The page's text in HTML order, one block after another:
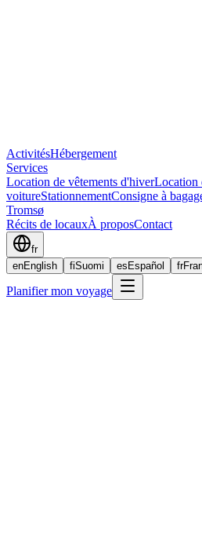
ActivitésHébergement
Services
Location de vêtements d'hiverLocation
voitureStationnementConsigne à
Tromsø
Récits de locauxÀ proposContact
fr
enEnglish fiSuomi es Español fr
Planifier mon voyage